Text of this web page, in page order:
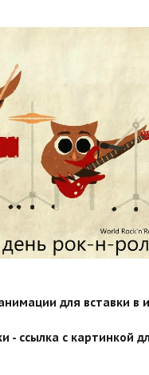
для вставки в
- ссылка с картинкой